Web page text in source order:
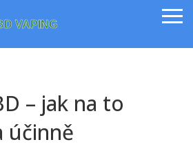
– jak na to
účinně